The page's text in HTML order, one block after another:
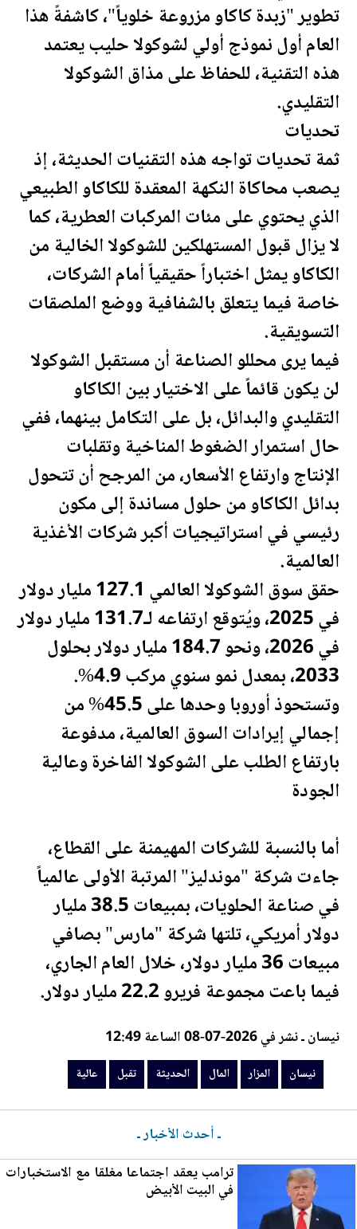
تطوير "زبدة كاكاو مزروعة خلوياً"، كاشفةً هذا
العام أول نموذج أولي لشوكولا حليب يعتمد
هذه التقنية، للحفاظ على مذاق الشوكولا
التقليدي.
تحديات
ثمة تحديات تواجه هذه التقنياتالحديثة، إذ
يصعب محاكاة النكهة المعقدة للكاكاو الطبيعي
الذي يحتوي على مئات المركبات العطرية، كما
لا يزال قبول المستهلكين للشوكولا الخالية من
الكاكاو يمثل اختباراً حقيقياً أمام الشركات،
خاصة فيما يتعلق بالشفافية ووضع الملصقات
التسويقية.
فيما يرى محللو الصناعة أن مستقبلالشوكولا
لن يكون قائماً على الاختيار بين الكاكاو
التقليدي والبدائل، بل على التكامل بينهما، ففي
حال استمرار الضغوط المناخية وتقلبات
الإنتاج وارتفاع الأسعار، من المرجح أن تتحول
بدائل الكاكاو من حلول مساندة إلى مكون
رئيسي في استراتيجيات أكبر شركات الأغذية
العالمية.
حقق سوق الشوكولا العالمي 127.1 مليار دولار
في 2025، ويُتوقع ارتفاعه لـ131.7 مليار دولار
في 2026، ونحو 184.7 مليار دولار بحلول
2033، بمعدل نمو سنوي مركب 4.9%.
وتستحوذ أوروبا وحدها على 45.5% من
إجمالي إيرادات السوق العالمية، مدفوعة
بارتفاع الطلب على الشوكولا الفاخرة وعالية
الجودة
أما بالنسبة للشركات المهيمنة على القطاع،
جاءت شركة "موندليز" المرتبة الأولى عالمياً
في صناعة الحلويات، بمبيعات 38.5 مليار
دولار أمريكي، تلتها شركة "مارس" بصافي
مبيعات 36 مليار دولار، خلال العام الجاري،
فيما باعت مجموعة فريرو 22.2 مليار دولار.
نيسان ـ نشر في 2026-07-08 الساعة 12:49
نيسان المزار المال الحديثة تقبل عالية
ـ أحدث الأخبار ـ
ترامب يعقد اجتماعا مغلقا مع الاستخبارات
في البيت الأبيض